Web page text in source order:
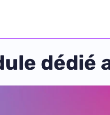
dédié